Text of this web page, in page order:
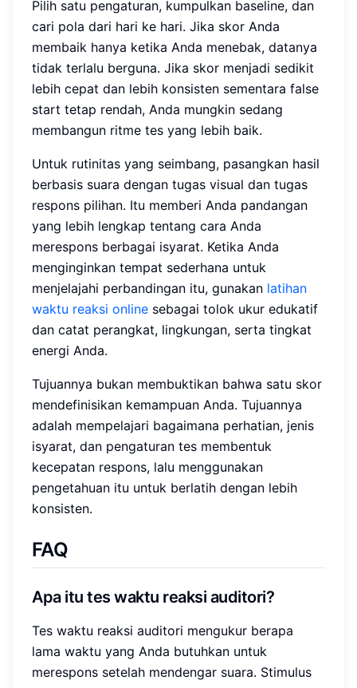
Pilih satu pengaturan, kumpulkan baseline, dan
cari pola dari hari ke hari. Jika skor Anda
membaik hanya ketika Anda menebak, datanya
tidak terlalu berguna. Jika skor menjadi sedikit
lebih cepat dan lebih konsisten sementara false
start tetap rendah, Anda mungkin sedang
membangun ritme tes yang lebih baik.
Untuk rutinitas yang seimbang, pasangkan hasil
berbasis suara dengan tugas visual dan tugas
respons pilihan. Itu memberi Anda pandangan
yang lebih lengkap tentang cara Anda
merespons berbagai isyarat. Ketika Anda
menginginkan tempat sederhana untuk
menjelajahi perbandingan itu, gunakan latihan
waktu reaksi online sebagai tolok ukur edukatif
dan catat perangkat, lingkungan, serta tingkat
energi Anda.
Tujuannya bukan membuktikan bahwa satu skor
mendefinisikan kemampuan Anda. Tujuannya
adalah mempelajari bagaimana perhatian, jenis
isyarat, dan pengaturan tes membentuk
kecepatan respons, lalu menggunakan
pengetahuan itu untuk berlatih dengan lebih
konsisten.
FAQ
Apa itu tes waktu reaksi auditori?
Tes waktu reaksi auditori mengukur berapa
lama waktu yang Anda butuhkan untuk
merespons setelah mendengar suara. Stimulus